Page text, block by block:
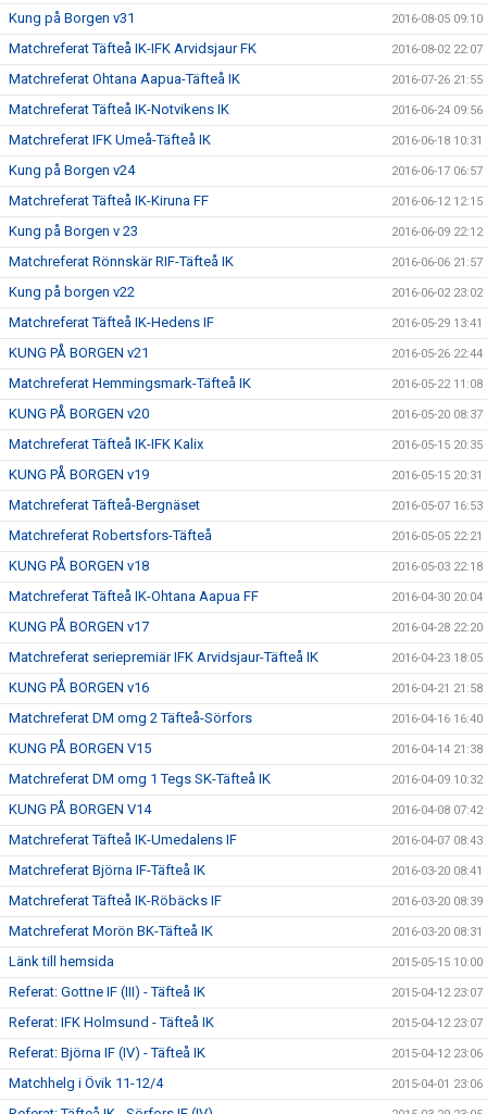
Kung på Borgen v31 2016-08-05 09:10
Matchreferat Täfteå IK-IFK Arvidsjaur FK 2016-08-02 22:07
Matchreferat Ohtana Aapua-Täfteå IK 2016-07-26 21:55
Matchreferat Täfteå IK-Notvikens IK 2016-06-24 09:56
Matchreferat IFK Umeå-Täfteå IK 2016-06-18 10:31
Kung på Borgen v24 2016-06-17 06:57
Matchreferat Täfteå IK-Kiruna FF 2016-06-12 12:15
Kung på Borgen v 23 2016-06-09 22:12
Matchreferat Rönnskär RIF-Täfteå IK 2016-06-06 21:57
Kung på borgen v22 2016-06-02 23:02
Matchreferat Täfteå IK-Hedens IF 2016-05-29 13:41
KUNG PÅ BORGEN v21 2016-05-26 22:44
Matchreferat Hemmingsmark-Täfteå IK 2016-05-22 11:08
KUNG PÅ BORGEN v20 2016-05-20 08:37
Matchreferat Täfteå IK-IFK Kalix 2016-05-15 20:35
KUNG PÅ BORGEN v19 2016-05-15 20:31
Matchreferat Täfteå-Bergnäset 2016-05-07 16:53
Matchreferat Robertsfors-Täfteå 2016-05-05 22:21
KUNG PÅ BORGEN v18 2016-05-03 22:18
Matchreferat Täfteå IK-Ohtana Aapua FF 2016-04-30 20:04
KUNG PÅ BORGEN v17 2016-04-28 22:20
Matchreferat seriepremiär IFK Arvidsjaur-Täfteå IK 2016-04-23 18:05
KUNG PÅ BORGEN v16 2016-04-21 21:58
Matchreferat DM omg 2 Täfteå-Sörfors 2016-04-16 16:40
KUNG PÅ BORGEN V15 2016-04-14 21:38
Matchreferat DM omg 1 Tegs SK-Täfteå IK 2016-04-09 10:32
KUNG PÅ BORGEN V14 2016-04-08 07:42
Matchreferat Täfteå IK-Umedalens IF 2016-04-07 08:43
Matchreferat Björna IF-Täfteå IK 2016-03-20 08:41
Matchreferat Täfteå IK-Röbäcks IF 2016-03-20 08:39
Matchreferat Morön BK-Täfteå IK 2016-03-20 08:31
Länk till hemsida 2015-05-15 10:00
Referat: Gottne IF (III) - Täfteå IK 2015-04-12 23:07
Referat: IFK Holmsund - Täfteå IK 2015-04-12 23:07
Referat: Björna IF (IV) - Täfteå IK 2015-04-12 23:06
Matchhelg i Övik 11-12/4 2015-04-01 23:06